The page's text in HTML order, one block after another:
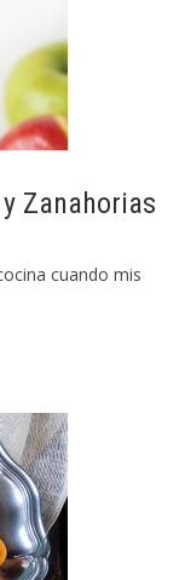
Zanahorias
cuando mis